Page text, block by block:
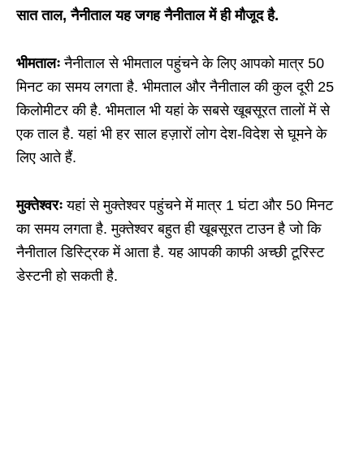
सात ताल, नैनीताल यह जगह नैनीताल में ही मौजूद है.
भीमतालःनैनीताल से भीमताल पहुंचने के लिए आपको मात्र 50
मिनट का समय लगता है. भीमताल और नैनीताल की कुल दूरी 25
किलोमीटर की है. भीमताल भी यहां के सबसे खूबसूरत तालों में से
एक ताल है. यहां भी हर साल हज़ारों लोग देश-विदेश से घूमने के
लिए आते हैं.
मुक्तेश्वरःयहां से मुक्तेश्वर पहुंचने में मात्र 1 घंटा और 50 मिनट
का समय लगता है. मुक्तेश्वर बहुत ही खूबसूरत टाउन है जो कि
नैनीताल डिस्ट्रिक में आता है. यह आपकी काफी अच्छी टूरिस्ट
डेस्टनी हो सकती है.